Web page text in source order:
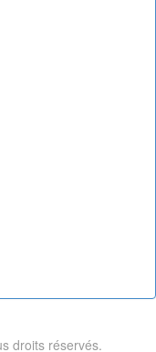
droits réservés.